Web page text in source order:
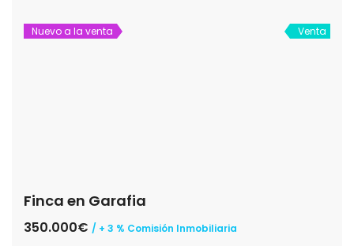
Nuevo a la venta Venta
Finca en Garafia
350.000€ / + 3 % Comisión Inmobiliaria